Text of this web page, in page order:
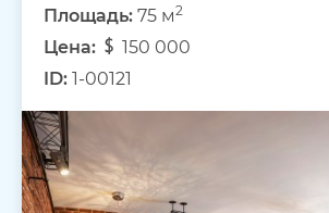
Площадь: 75 м2
Цена:
150 000
ID: 1-00121